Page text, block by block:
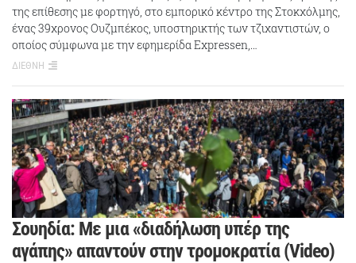
της επίθεσης με φορτηγό, στο εμπορικό κέντρο της Στοκχόλμης,
ένας 39χρονος Ουζμπέκος, υποστηρικτής των τζιχαντιστών, ο
οποίος σύμφωνα με την εφημερίδα Expressen,…
ΔΙΕΘΝΗ
Σουηδία: Με μια «διαδήλωση υπέρ της
αγάπης» απαντούν στην τρομοκρατία (Video)